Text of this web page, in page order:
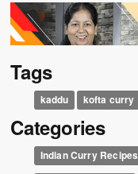
Tags
kaddu kofta curry
Categories
Indian Curry Recipes